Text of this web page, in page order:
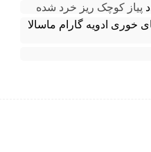
پیاز کوچک ریز خرد شده
ادویه گارام ماسالا